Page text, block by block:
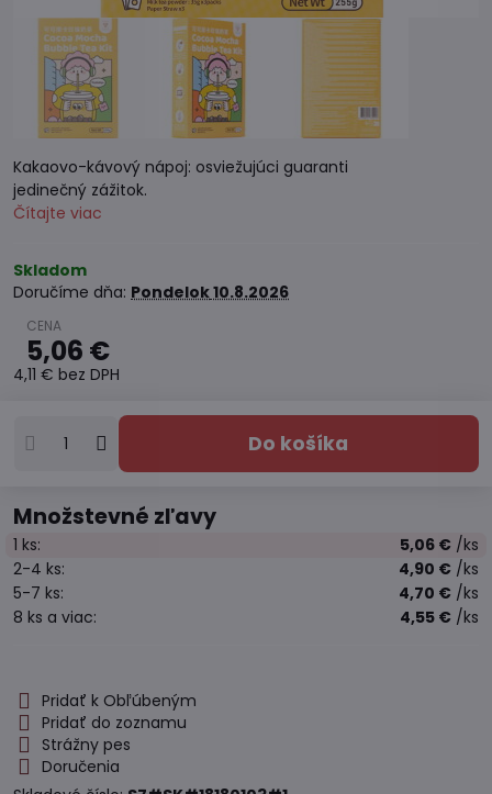
Kakaovo-kávový nápoj: osviežujúci guaranti
jedinečný zážitok.
Čítajte viac
Skladom
Doručíme dňa: Pondelok10.8.2026
5,06 €
4,11 € bez DPH
Do košíka
Množstevné zľavy
1 ks: 5,06 € /ks
2-4 ks: 4,90 € /ks
5-7 ks: 4,70 € /ks
8 ks a viac: 4,55 € /ks
Pridať k Obľúbeným
Pridať do zoznamu
Strážny pes
Doručenia